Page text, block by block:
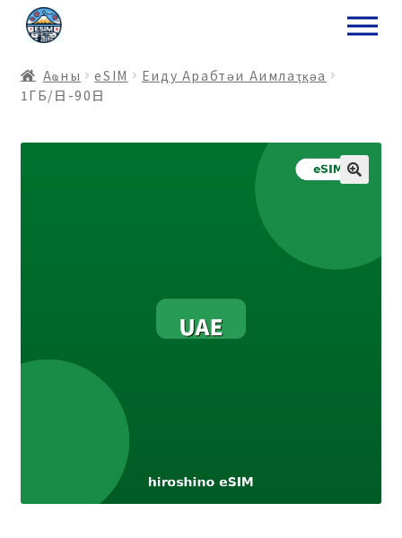
ナ
ビ
ー
シ
コ
ン
ン
ツ
Аҩны еSIM
Еиду Арабтәи Аимлаҭқәа
1ГБ/日-90日